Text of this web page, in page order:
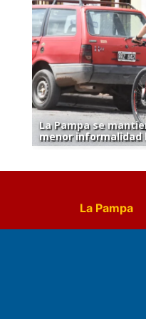
La Pampa se
menor informalidad
La Pampa